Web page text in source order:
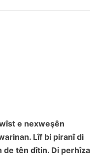
e nexweşên
Lîf bi piranî di
de tên dîtin. Di perhîza